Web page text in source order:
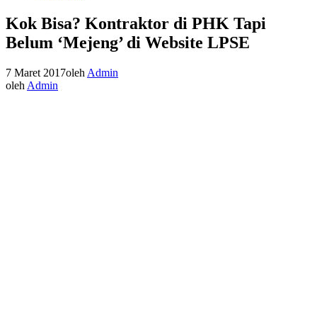
Kok Bisa? Kontraktor di PHK Tapi
Belum ‘Mejeng’ di Website LPSE
7 Maret 2017oleh Admin
oleh Admin